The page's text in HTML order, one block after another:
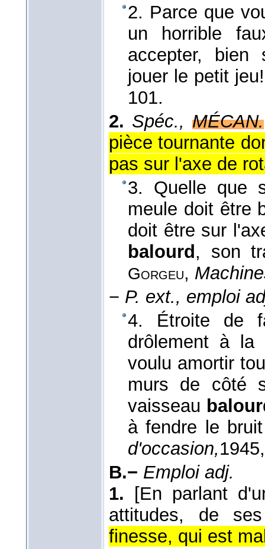
2. Parce que
un horrible
accepter, bien
jouer le petit
101.
2. Spéc., MÉCAN.
pièce tournante
pas sur l'axe de
3. Quelle que
meule doit être
doit être sur
balourd, son
Gorgeu,
− P. ext., emploi
4. Étroite de
drôlement à
voulu amortir
murs de côté
vaisseau
à fendre le
d'occasion,1945
B.− Emploi adj.
1.
[En parlant
attitudes, de
finesse, qui est